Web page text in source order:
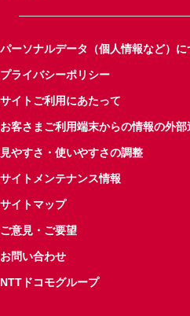
パーソナルデータ（個人情報など）に
プライバシーポリシー
サイトご利用にあたって
お客さまご利用端末からの情報の外部
見やすさ・使いやすさの調整
サイトメンテナンス情報
サイトマップ
ご意見・ご要望
お問い合わせ
NTTドコモグループ